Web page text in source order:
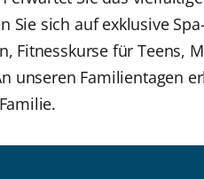
Sie sich auf exklusive
Fitnesskurse für Teens,
unseren Familientagen